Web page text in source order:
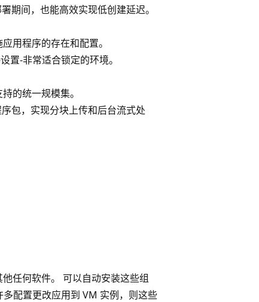
期间，也能高效实现低创建延迟。
用程序的存在和配置。
置-非常适合锁定的环境。
的统一规模集。
包，实现分块上传和后台流式处
任何软件。 可以自动安装这些组
配置更改应用到 VM 实例，则这些